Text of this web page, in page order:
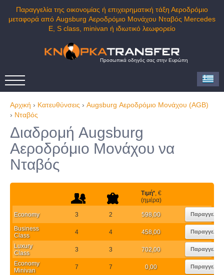
Παραγγελία της οικονομίας ή επιχειρηματική τάξη Αεροδρόμιο
μεταφορά από Augsburg Αεροδρόμιο Μονάχου Νταβός Mercedes
E, S class, minivan ή ιδιωτικό λεωφορείο
Προσωπικά οδηγός σας στην Ευρώπη
Αρχική › Κατευθύνσεις › Augsburg Αεροδρόμιο Μονάχου (AGB)
› Νταβός
Διαδρομή Augsburg
Αεροδρόμιο Μονάχου να
Νταβός
Τιμή*, €
(ημέρα)
Economy 3 2 598,00 Παραγγελία
Business
Class
4 4 458,00 Παραγγελία
Luxury
Class
3 3 702,00 Παραγγελία
Economy
Minivan
7 7 0,00 Παραγγελία